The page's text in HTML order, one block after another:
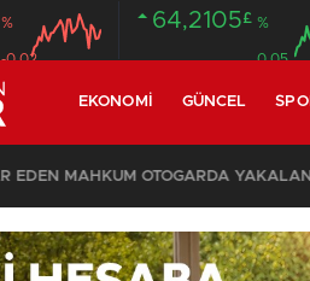
%
-0.02
64,2105£ %
0.05
EKONOMI GÜNCEL